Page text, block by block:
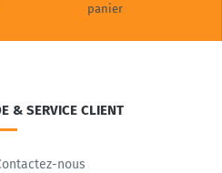
panier
& SERVICE CLIENT
nous